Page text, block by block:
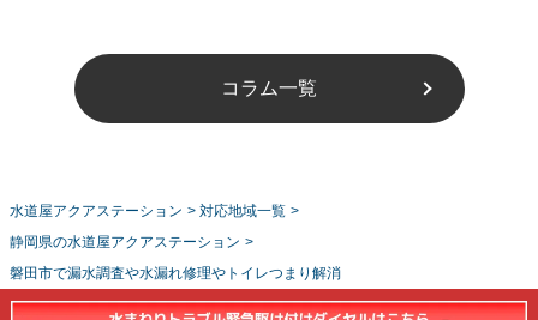
コラム一覧
水道屋アクアステーション > 対応地域一覧 >
静岡県の水道屋アクアステーション >
磐田市で漏水調査や水漏れ修理やトイレつまり解消